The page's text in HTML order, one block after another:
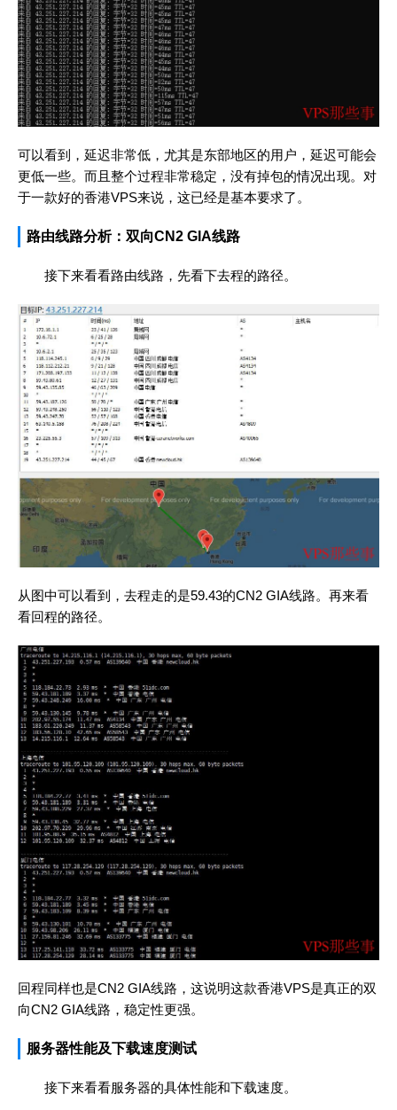
可以看到，延迟非常低，尤其是东部地区的用户，延迟可能会
更低一些。而且整个过程非常稳定，没有掉包的情况出现。对
于一款好的香港VPS来说，这已经是基本要求了。
路由线路分析：双向CN2 GIA线路
接下来看看路由线路，先看下去程的路径。
从图中可以看到，去程走的是59.43的CN2 GIA线路。再来看
看回程的路径。
回程同样也是CN2 GIA线路，这说明这款香港VPS是真正的双
向CN2 GIA线路，稳定性更强。
服务器性能及下载速度测试
接下来看看服务器的具体性能和下载速度。